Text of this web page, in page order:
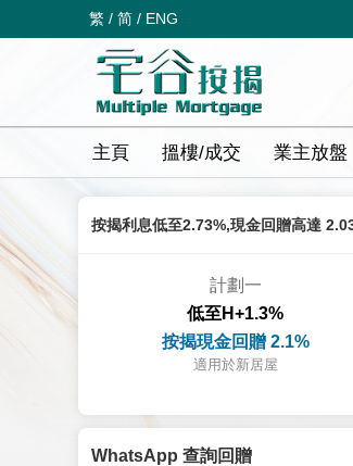
繁 / 简 / ENG
主頁 搵樓/成交 業主放盤
按揭利息低至2.73%,現金回贈高達
計劃一
低至H+1.3%
按揭現金回贈 2.1%
適用於新居屋
WhatsApp 查詢回贈